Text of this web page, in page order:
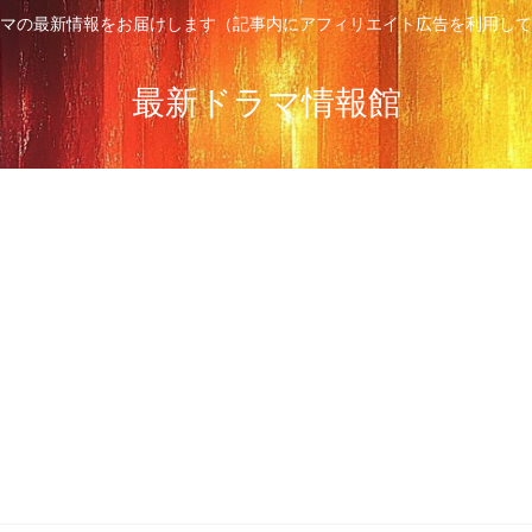
の最新情報をお届けします（記事内にアフィリエイト広告を利用し
最新ドラマ情報館